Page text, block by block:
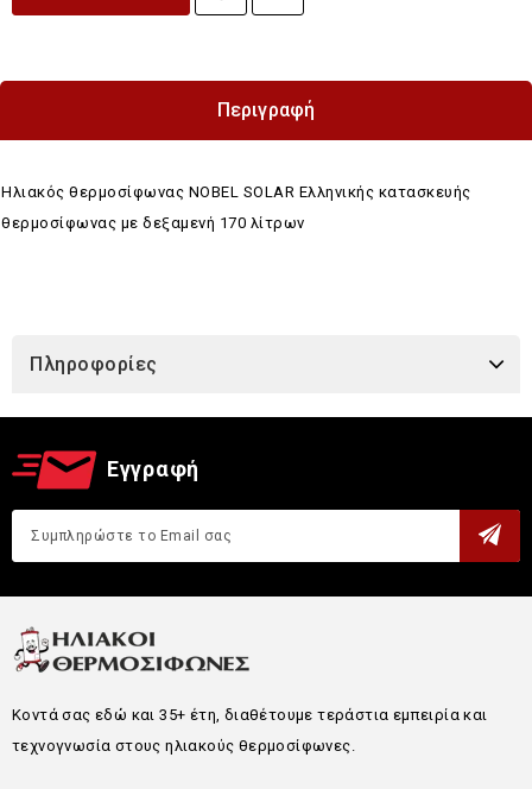
Περιγραφή
Ηλιακός θερμοσίφωνας NOBEL SOLAR Ελληνικής κατασκευής
θερμοσίφωνας με δεξαμενή 170 λίτρων
Πληροφορίες
Εγγραφή
Κοντά σας εδώ και 35+ έτη, διαθέτουμε τεράστια εμπειρία και
τεχνογνωσία στους ηλιακούς θερμοσίφωνες.